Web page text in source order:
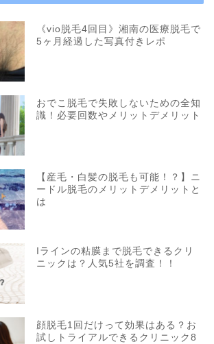
《vio脱毛4回目》湘南の医療脱毛で
5ヶ月経過した写真付きレポ
おでこ脱毛で失敗しないための全知
識！必要回数やメリットデメリット
【産毛・白髪の脱毛も可能！？】ニ
ードル脱毛のメリットデメリットと
は
Iラインの粘膜まで脱毛できるクリ
ニックは？人気5社を調査！！
顔脱毛1回だけって効果はある？お
試しトライアルできるクリニック8